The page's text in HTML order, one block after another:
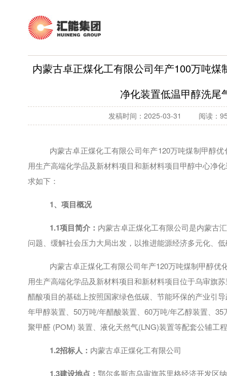
内蒙古卓正煤化工有限公司年产100万吨
净化装置低温甲醇洗尾
发稿时间：2025-03-31 阅读：
内蒙古卓正煤化工有限公司年产120万吨煤制甲醇
用生产高端化学品及新材料项目和新材料项目甲醇中心净
求如下：
1、项目概况
1.1项目简介： 内蒙古卓正煤化工有限公司是内蒙古
问题、缓解社会压力大局出发，以推进能源经济多元化、
内蒙古卓正煤化工有限公司年产120万吨煤制甲醇优
用生产高端化学品及新材料项目和新材料项目位于乌审旗
醋酸项目的基础上按照国家绿色低碳、节能环保的产业引
年甲醇装置、50万吨/年醋酸装置、60万吨/年乙醇装置、
聚甲醛 (POM) 装置、液化天然气(LNG)装置等配套公辅工
1.2招标人： 内蒙古卓正煤化工有限公司
1.3建设地点： 鄂尔多斯市乌审旗苏里格经济开发区